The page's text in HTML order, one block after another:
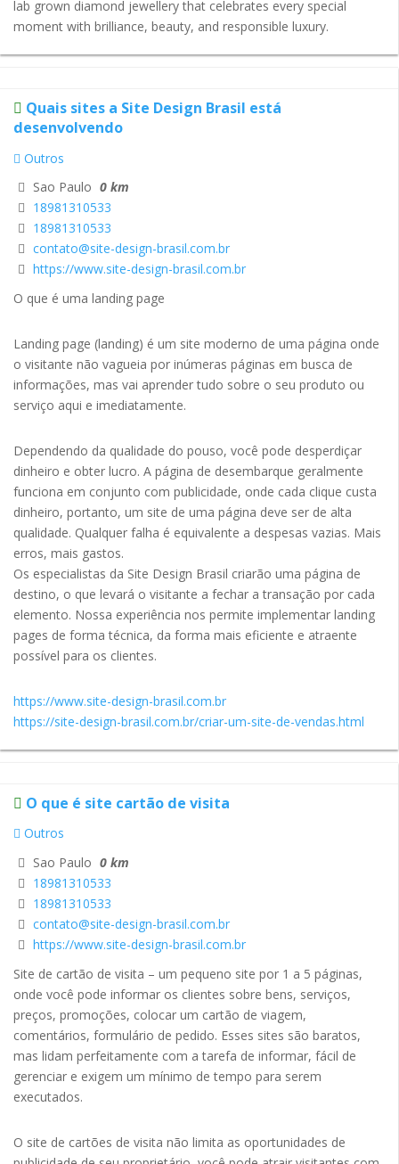
lab grown diamond jewellery that celebrates every special
moment with brilliance, beauty, and responsible luxury.
Quais sites a Site Design Brasil está
desenvolvendo
Outros
Sao Paulo 0 km
18981310533
18981310533
contato@site-design-brasil.com.br
https://www.site-design-brasil.com.br
O que é uma landing page
Landing page (landing) é um site moderno de uma página onde
o visitante não vagueia por inúmeras páginas em busca de
informações, mas vai aprender tudo sobre o seu produto ou
serviço aqui e imediatamente.
Dependendo da qualidade do pouso, você pode desperdiçar
dinheiro e obter lucro. A página de desembarque geralmente
funciona em conjunto com publicidade, onde cada clique custa
dinheiro, portanto, um site de uma página deve ser de alta
qualidade. Qualquer falha é equivalente a despesas vazias. Mais
erros, mais gastos.
Os especialistas da Site Design Brasil criarão uma página de
destino, o que levará o visitante a fechar a transação por cada
elemento. Nossa experiência nos permite implementar landing
pages de forma técnica, da forma mais eficiente e atraente
possível para os clientes.
https://www.site-design-brasil.com.br
https://site-design-brasil.com.br/criar-um-site-de-vendas.html
O que é site cartão de visita
Outros
Sao Paulo 0 km
18981310533
18981310533
contato@site-design-brasil.com.br
https://www.site-design-brasil.com.br
Site de cartão de visita – um pequeno site por 1 a 5 páginas,
onde você pode informar os clientes sobre bens, serviços,
preços, promoções, colocar um cartão de viagem,
comentários, formulário de pedido. Esses sites são baratos,
mas lidam perfeitamente com a tarefa de informar, fácil de
gerenciar e exigem um mínimo de tempo para serem
executados.
O site de cartões de visita não limita as oportunidades de